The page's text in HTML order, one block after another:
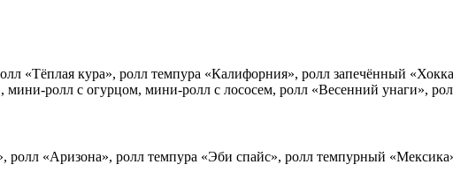
«Тёплая кура», ролл темпура «Калифорния», ролл запечённый
ролл с огурцом, мини-ролл с лососем, ролл «Весенний унаги»,
«Аризона», ролл темпура «Эби спайс», ролл темпурный